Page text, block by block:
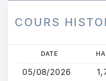
COURS
contenu
DATE
05/08/2026